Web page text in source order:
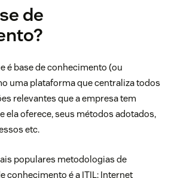
de
é base de conhecimento (ou
uma plataforma que centraliza todos
relevantes que a empresa tem
ela oferece, seus métodos adotados,
etc.
populares metodologias de
conhecimento é a ITIL: Internet